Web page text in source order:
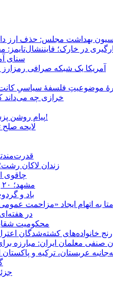
مجلس: حذف ارز دارو می‌تواند ۱۴۰۶ را به «سال کشتار
در خارک؛
سنای
آمریکا یک شبکه صرافی رمزارز
موضوعیتِ فلسفهٔ سیاسیِ کانت
خرازی چه می‌داند
پیام روشن پزشکیان در گفت‌و‌گوی تصویری با مرد نامرئی: من هستم!
لایحه
زندان لاکان
چاقوی
مشهد؛ ۲۰ برابر شدن پلمب واحدهای صنفی نسبت به سال گذشته
باد و
متا به اتهام ایجاد «مزاحمت عمومی» برای
در
محکومیت شقایق افشار
رنج خانواده‌های کشته‌شدگان
صنفی معلمان ایران: مبارزه
عربستان، ترکیه و